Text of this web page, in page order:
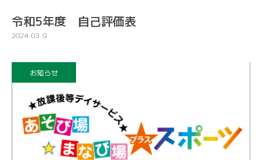
令和5年度 自己評価表
2024.03.9
お知らせ